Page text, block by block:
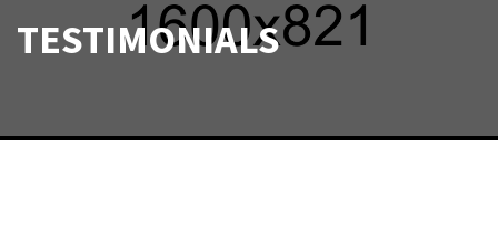
OUR LAWYERS
SERVICES
TESTIMONIALS